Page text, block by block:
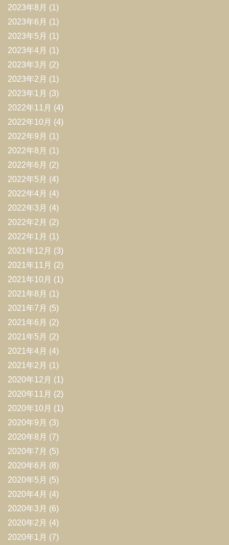
2023年8月 (1)
2023年6月 (1)
2023年5月 (1)
2023年4月 (1)
2023年3月 (2)
2023年2月 (1)
2023年1月 (3)
2022年11月 (4)
2022年10月 (4)
2022年9月 (1)
2022年8月 (1)
2022年6月 (2)
2022年5月 (4)
2022年4月 (4)
2022年3月 (4)
2022年2月 (2)
2022年1月 (1)
2021年12月 (3)
2021年11月 (2)
2021年10月 (1)
2021年8月 (1)
2021年7月 (5)
2021年6月 (2)
2021年5月 (2)
2021年4月 (4)
2021年2月 (1)
2020年12月 (1)
2020年11月 (2)
2020年10月 (1)
2020年9月 (3)
2020年8月 (7)
2020年7月 (5)
2020年6月 (8)
2020年5月 (5)
2020年4月 (4)
2020年3月 (6)
2020年2月 (4)
2020年1月 (7)